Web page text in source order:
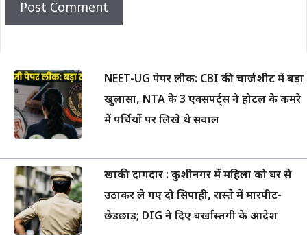
NEET-UG पेपर लीक: CBI की चार्जशीट में बड़ा
खुलासा, NTA के 3 एक्सपर्ट्स ने होटल के कमरे
में पर्चियों पर लिखे थे सवाल
खाकी दागदार : कुशीनगर में महिला को घर से
उठाकर ले गए दो सिपाही, रास्ते में मारपीट-
छेड़छाड़; DIG ने दिए बर्खास्तगी के आदेश